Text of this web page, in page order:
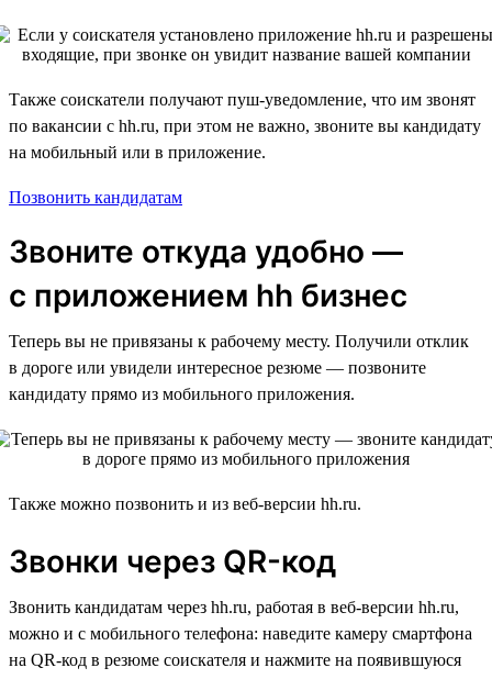
Также соискатели получают пуш-уведомление, что им звонят
по вакансии с hh.ru, при этом не важно, звоните вы кандидату
на мобильный или в приложение.
Позвонить кандидатам
Звоните откуда удобно —
с приложением hh бизнес
Теперь вы не привязаны к рабочему месту. Получили отклик
в дороге или увидели интересное резюме — позвоните
кандидату прямо из мобильного приложения.
Также можно позвонить и из веб-версии hh.ru.
Звонки через QR-код
Звонить кандидатам через hh.ru, работая в веб-версии hh.ru,
можно и с мобильного телефона: наведите камеру смартфона
на QR-код в резюме соискателя и нажмите на появившуюся